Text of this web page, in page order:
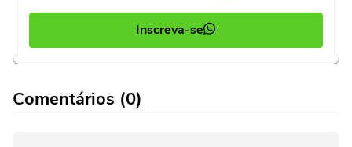
Inscreva-se
Comentários (0)